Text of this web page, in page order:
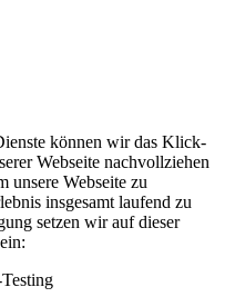
können wir das Klick-
Webseite nachvollziehen
unsere Webseite zu
insgesamt laufend zu
setzen wir auf dieser